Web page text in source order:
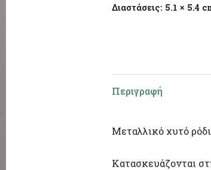
Διαστάσεις: 5.1 × 5.4
Περιγραφή
Μεταλλικό χυτό
Κατασκευάζονται